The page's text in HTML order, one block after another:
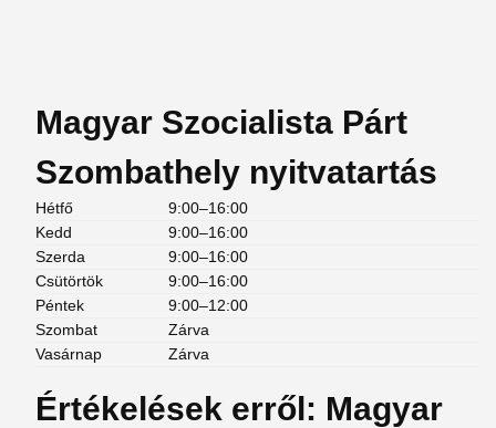
Magyar Szocialista Párt
Szombathely nyitvatartás
Hétfő
9:00–16:00
Kedd
9:00–16:00
Szerda
9:00–16:00
Csütörtök
9:00–16:00
Péntek
9:00–12:00
Szombat
Zárva
Vasárnap
Zárva
Értékelések erről: Magyar